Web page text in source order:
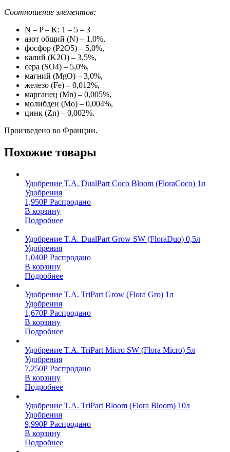
Соотношение элементов:
N – P – K: 1 – 5 – 3
азот общий (N) – 1,0%,
фосфор (P2O5) – 5,0%,
калий (K2O) – 3,5%,
сера (SO4) – 5,0%,
магний (MgО) – 3,0%,
железо (Fe) – 0,012%,
марганец (Mn) – 0,005%,
молибден (Mo) – 0,004%,
цинк (Zn) – 0,002%.
Произведено во Франции.
Похожие товары
Удобрение T.A. DualPart Coco Bloom (FloraCoco) 1л
Удобрения
1,950Р Распродано
В корзину
Подробнее
Удобрение T.A. DualPart Grow SW (FloraDuo) 0,5л
Удобрения
1,040Р Распродано
В корзину
Подробнее
Удобрение T.A. TriPart Grow (Flora Gro) 1л
Удобрения
1,670Р Распродано
В корзину
Подробнее
Удобрение T.A. TriPart Micro SW (Flora Micro) 5л
Удобрения
7,250Р Распродано
В корзину
Подробнее
Удобрение T.A. TriPart Bloom (Flora Bloom) 10л
Удобрения
9,990Р Распродано
В корзину
Подробнее